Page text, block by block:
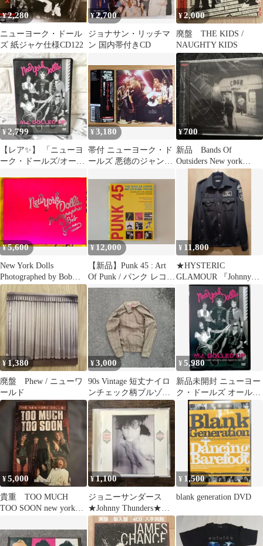
¥2,280
ニューヨーク・ドール
ズ 紙ジャケ仕様CD122
¥2,700
ジョナサン・リッチマ
ン 国内帯付きCD
¥2,000
廃盤 THE KIDS /
NAUGHTY KIDS
¥ 2,799
【レア✨】 「ニューヨ
ーク・ドールズ/オー
プ」 廃盤
¥3,180
帯付 ニューヨーク・ド
ールズ 悪徳のジャング
¥700
新品 Bands Of
Outsiders New york
punk cbgb
¥5,600
New York Dolls
Photographed by Bob
Gruen
¥12,000
【新品】Punk 45 : Art
Of Punk / パンク レコー
ド
¥ 11,800
★HYSTERIC
GLAMOUR 『Johnny
thunders 』シャツ
¥1,380
廃盤 Phew / ニューワ
ールド
¥3,000
90s Vintage 短丈ナイロ
ンチェック柄ブルゾン
C-boy y2k
¥5,980
新品未開封 ニューヨー
ク・ドールズ オール・
ドールド・アップ ドキ
ュメンタリー
¥5,000
貴重 TOO MUCH
TOO SOON new york
¥1,100
ジョニーサンダース
★Johnny Thunders★Que
Sera, Sera
¥ 1,500
blank generation DVD